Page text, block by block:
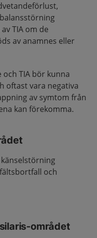
TIA om de
av anamnes eller
TIA bör kunna
oftast vara negativa
av symtom från
kan förekomma.
och
området